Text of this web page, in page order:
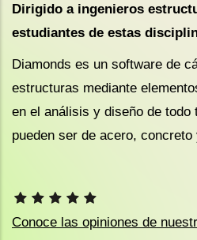
Dirigido a ingenieros
estudiantes de estas
Diamonds es un software de
estructuras mediante
en el análisis y diseño de todo
pueden ser de acero, concreto
Conoce las opiniones de